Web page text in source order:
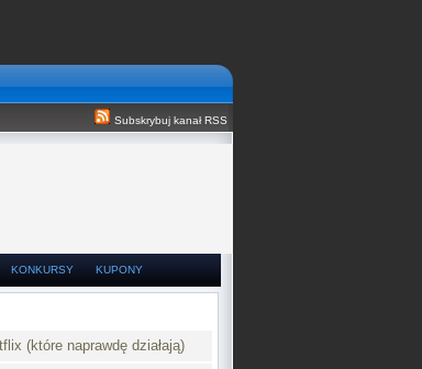
Subskrybuj kanał RSS
KONKURSY KUPONY
(które naprawdę działają)